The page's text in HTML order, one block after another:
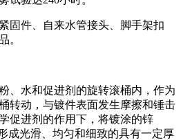
固件、自来水管接头、脚手架扣
。
、水和促进剂的旋转滚桶内，作为
转动，与镀件表面发生摩擦和锤击
促进剂的作用下，将镀涂的锌
成光滑、均匀和细致的具有一定厚